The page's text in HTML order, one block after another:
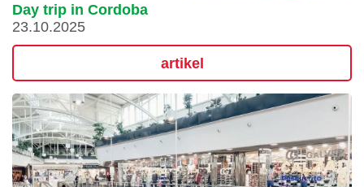
Day trip in Cordoba
23.10.2025
artikel